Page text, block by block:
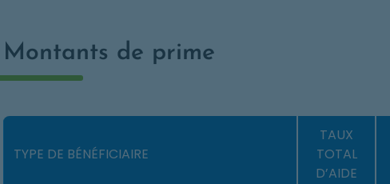
Montants de prime
TYPE DE BÉNÉFICIAIRE
TAUX
TOTAL
D’AIDE